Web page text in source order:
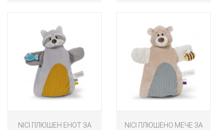
NICI ПЛЮШЕН ЕНОТ ЗА
NICI ПЛЮШЕНО МЕЧЕ ЗА